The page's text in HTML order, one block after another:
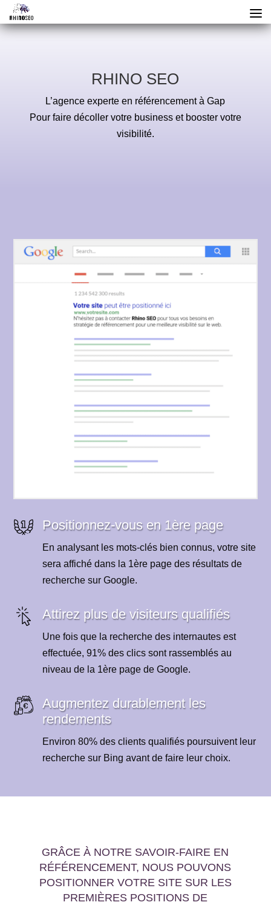
RHINO SEO
L’agence experte en référencement à Gap
Pour faire décoller votre business et booster votre
visibilité.
Positionnez-vous en 1ère page
En analysant les mots-clés bien connus, votre site
sera affiché dans la 1ère page des résultats de
recherche sur Google.
Attirez plus de visiteurs qualifiés
Une fois que la recherche des internautes est
effectuée, 91% des clics sont rassemblés au
niveau de la 1ère page de Google.
Augmentez durablement les
rendements
Environ 80% des clients qualifiés poursuivent leur
recherche sur Bing avant de faire leur choix.
GRÂCE À NOTRE SAVOIR-FAIRE EN
RÉFÉRENCEMENT, NOUS POUVONS
POSITIONNER VOTRE SITE SUR LES
PREMIÈRES POSITIONS DE